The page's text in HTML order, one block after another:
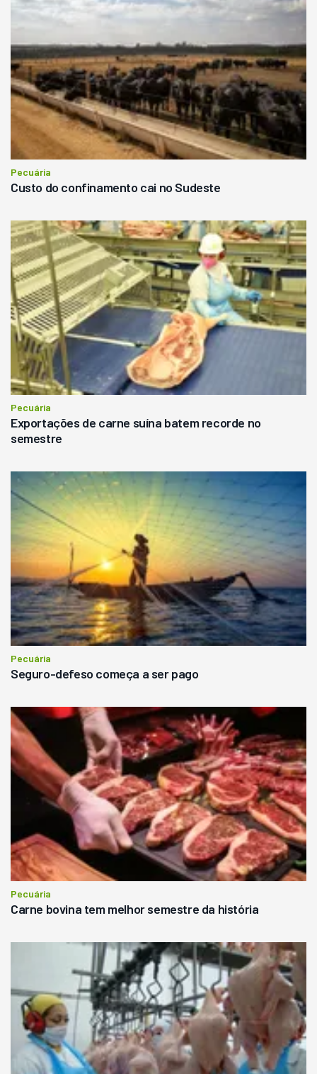
Pecuária
Custo do confinamento cai no Sudeste
Pecuária
Exportações de carne suína batem recorde no
semestre
Pecuária
Seguro-defeso começa a ser pago
Pecuária
Carne bovina tem melhor semestre da história